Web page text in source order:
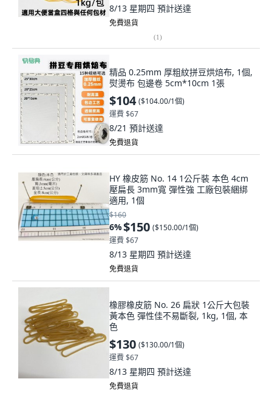
8/13 星期四 預計送達
免費退貨
(1)
精品 0.25mm 厚粗紋拼豆烘焙布, 1個,
熨燙布 包邊卷 5cm*10cm 1張
$104 ($104.00/1個)
運費 $67
8/21 預計送達
免費退貨
HY 橡皮筋 No. 14 1公斤裝 本色 4cm
壓扁長 3mm寬 彈性強 工廠包裝綑綁
適用, 1個
$160
6%$150 ($150.00/1個)
運費 $67
8/13 星期四 預計送達
免費退貨
橡膠橡皮筋 No. 26 扁狀 1公斤大包裝
黃本色 彈性佳不易斷裂, 1kg, 1個, 本
色
$130 ($130.00/1個)
運費 $67
8/13 星期四 預計送達
免費退貨